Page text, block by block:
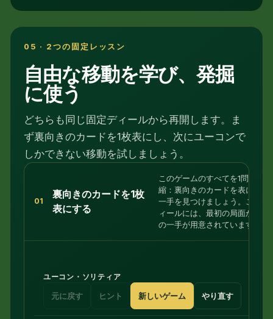
05 · 2つの固定レッスン
自由な移動を学び、発掘
に使う
どちらも同じ固定ディールから再開します。ま
ず裏向きのカードを1枚表にし、次にユーコンで
しかできない移動を試しましょう。
01
裏向きのカードを1枚
表にする
このゲームのすべてを1問に凝
縮：裏向きのカードを表にする
一手を見つけましょう。このデ
ィールには、最初の局面からそ
の一手が用意されています。
ユーコン・ソリティア
元に戻す ヒント 新しいゲーム やり直す